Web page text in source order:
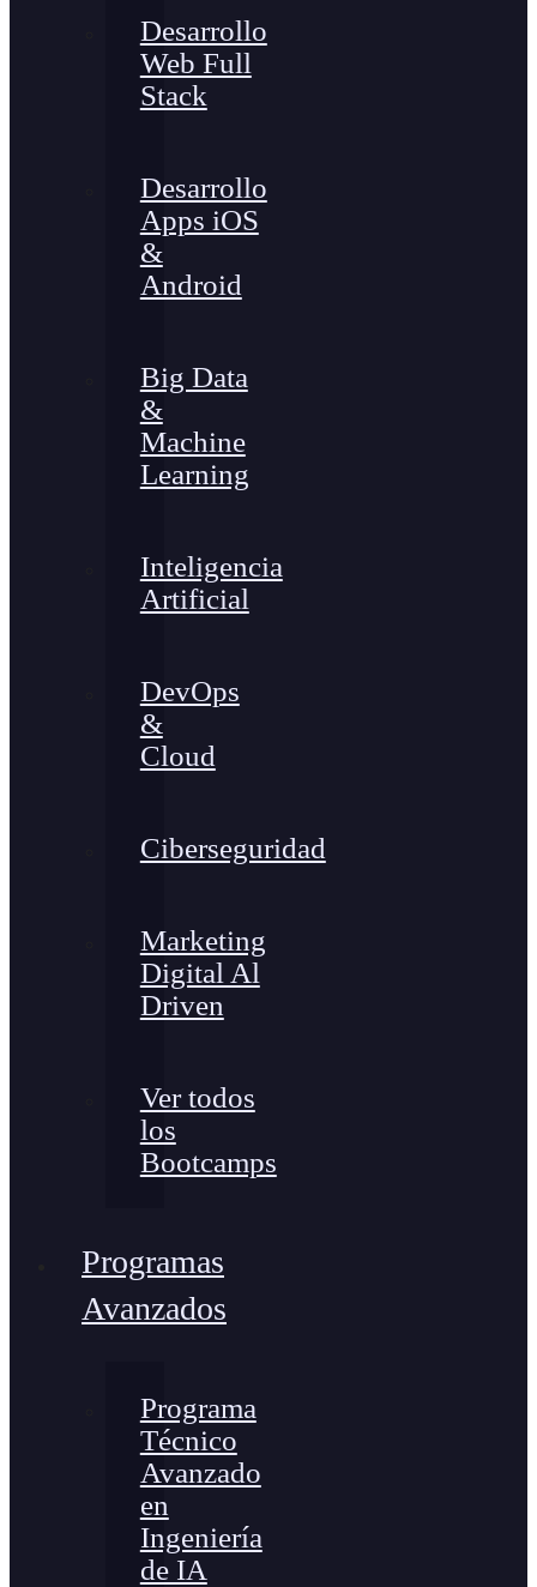
Desarrollo
Web Full
Stack
Desarrollo
Apps iOS
&
Android
Big Data
&
Machine
Learning
Inteligencia
Artificial
DevOps
&
Cloud
Ciberseguridad
Marketing
Digital Al
Driven
Ver todos
los
Bootcamps
Programas
Avanzados
Programa
Técnico
Avanzado
en
Ingeniería
de IA